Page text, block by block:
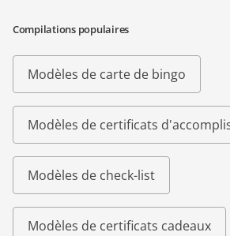
Compilations populaires
Modèles de carte de bingo
Modèles de certificats
Modèles de check-list
Modèles de certificats cadeaux